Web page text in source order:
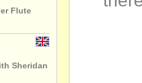
degree
Flute
Sheridan